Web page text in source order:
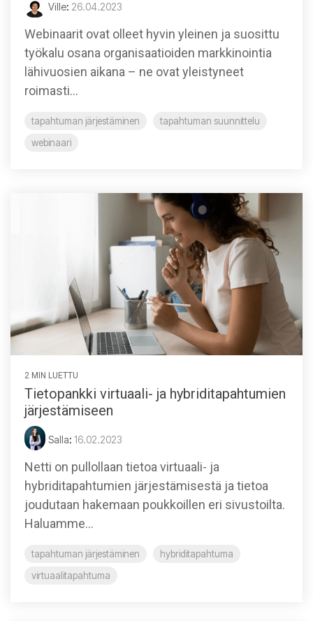
Ville: 26.04.2023
Webinaarit ovat olleet hyvin yleinen ja suosittu
työkalu osana organisaatioiden markkinointia
lähivuosien aikana – ne ovat yleistyneet
roimasti...
tapahtuman järjestäminen
tapahtuman suunnittelu
webinaari
2 MIN LUETTU
Tietopankki virtuaali- ja hybriditapahtumien
järjestämiseen
Salla: 16.02.2023
Netti on pullollaan tietoa virtuaali- ja
hybriditapahtumien järjestämisestä ja tietoa
joudutaan hakemaan poukkoillen eri sivustoilta.
Haluamme...
tapahtuman järjestäminen
hybriditapahtuma
virtuaalitapahtuma